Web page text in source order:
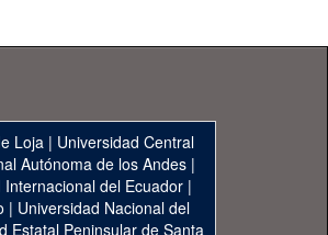
Loja | Universidad Central
Autónoma de los Andes|
Internacional del Ecuador|
| Universidad Nacional del
Estatal Peninsular de Santa